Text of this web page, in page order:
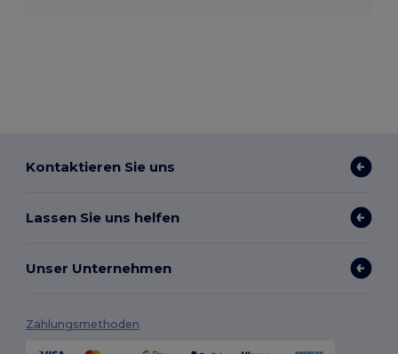
Kontaktieren Sie uns
Lassen Sie uns helfen
Unser Unternehmen
Zahlungsmethoden